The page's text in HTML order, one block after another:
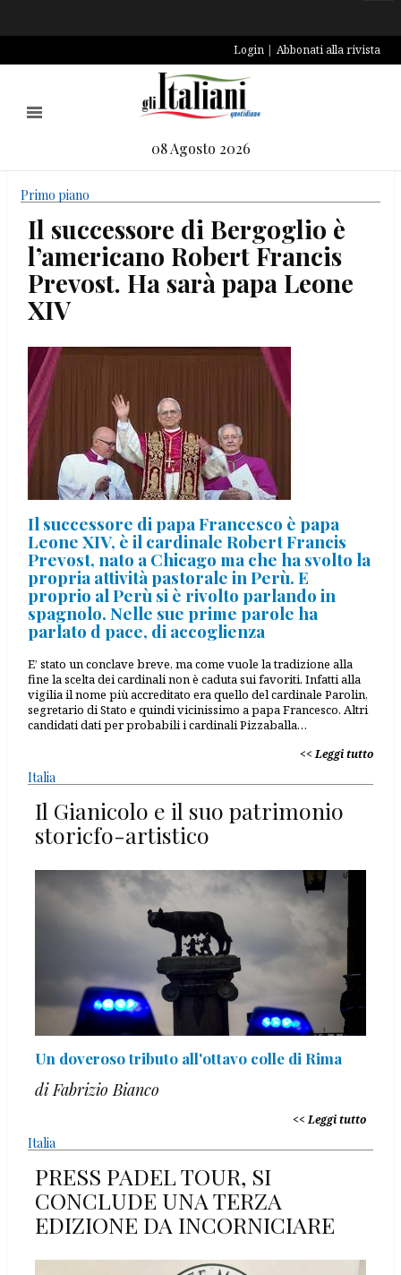
Login Abbonati alla rivista
08 Agosto 2026
Primo piano
Il successore di Bergoglio è
l’americano Robert Francis
Prevost. Ha sarà papa Leone
XIV
Il successore di papa Francesco è papa
Leone XIV, è il cardinale Robert Francis
Prevost, nato a Chicago ma che ha svolto la
propria attività pastorale in Perù. E
proprio al Perù si è rivolto parlando in
spagnolo. Nelle sue prime parole ha
parlato d pace, di accoglienza
E’ stato un conclave breve, ma come vuole la tradizione alla
fine la scelta dei cardinali non è caduta sui favoriti. Infatti alla
vigilia il nome più accreditato era quello del cardinale Parolin,
segretario di Stato e quindi vicinissimo a papa Francesco. Altri
candidati dati per probabili i cardinali Pizzaballa…
Leggi tutto
Italia
Il Gianicolo e il suo patrimonio
storicfo-artistico
Un doveroso tributo all'ottavo colle di Rima
di Fabrizio Bianco
Leggi tutto
Italia
PRESS PADEL TOUR, SI
CONCLUDE UNA TERZA
EDIZIONE DA INCORNICIARE